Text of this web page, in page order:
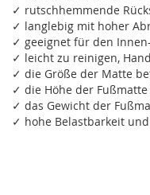
✓ rutschhemmende
✓ langlebig mit hoher
✓ geeignet für den
✓ leicht zu reinigen,
✓ die Größe der Matte
✓ die Höhe der
✓ das Gewicht der
✓ hohe Belastbarkeit